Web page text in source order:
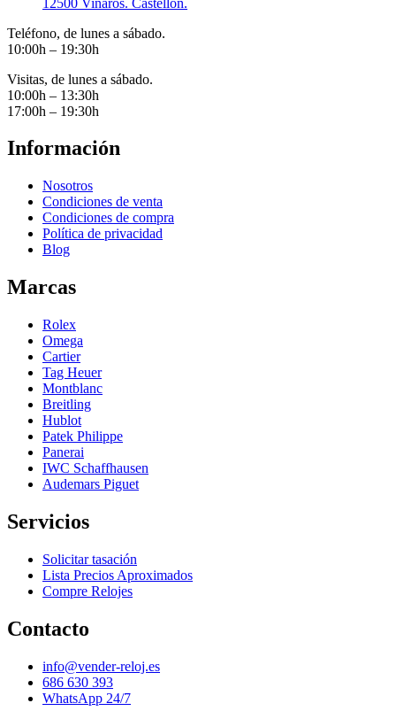
Teléfono, de lunes a sábado.
10:00h – 19:30h
Visitas, de lunes a sábado.
10:00h – 13:30h
17:00h – 19:30h
Información
Nosotros
Condiciones de venta
Condiciones de compra
Política de privacidad
Blog
Marcas
Rolex
Omega
Cartier
Tag Heuer
Montblanc
Breitling
Hublot
Patek Philippe
Panerai
IWC Schaffhausen
Audemars Piguet
Servicios
Solicitar tasación
Lista Precios Aproximados
Compre Relojes
Contacto
info@vender-reloj.es
686 630 393
WhatsApp 24/7